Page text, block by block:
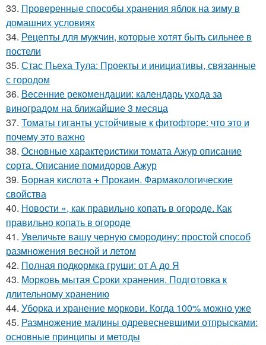
33. Проверенные способы хранения яблок на зиму в
домашних условиях
34. Рецепты для мужчин, которые хотят быть сильнее в
постели
35. Стас Пьеха Тула: Проекты и инициативы, связанные
с городом
36. Весенние рекомендации: календарь ухода за
виноградом на ближайшие 3 месяца
37. Томаты гиганты устойчивые к фитофторе: что это и
почему это важно
38. Основные характеристики томата Ажур описание
сорта. Описание помидоров Ажур
39. Борная кислота + Прокаин. Фармакологические
свойства
40. Новости », как правильно копать в огороде. Как
правильно копать в огороде
41. Увеличьте вашу черную смородину: простой способ
размножения весной и летом
42. Полная подкормка груши: от А до Я
43. Морковь мытая Сроки хранения. Подготовка к
длительному хранению
44. Уборка и хранение моркови. Когда 100% можно уже
45. Размножение малины одревесневшими отпрысками:
основные принципы и методы